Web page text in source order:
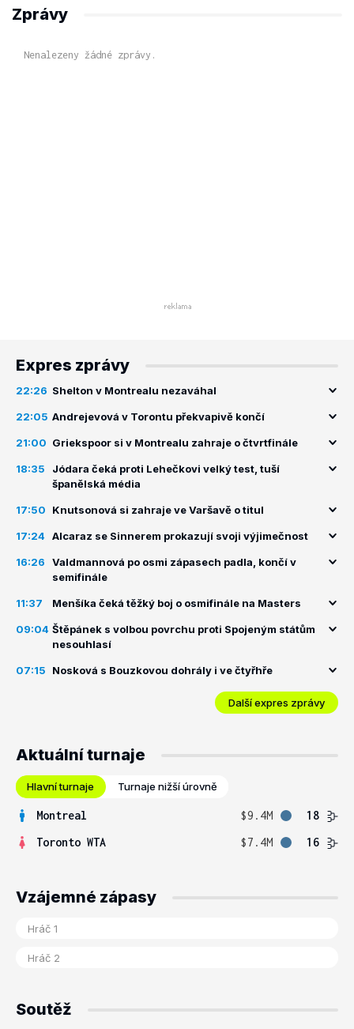
Zprávy
Nenalezeny žádné zprávy.
Expres zprávy
22:26 Shelton v Montrealu nezaváhal
22:05 Andrejevová v Torontu překvapivě končí
21:00 Griekspoor si v Montrealu zahraje o čtvrtfinále
18:35
Jódara čeká proti Lehečkovi velký test, tuší
španělská média
17:50 Knutsonová si zahraje ve Varšavě o titul
17:24 Alcaraz se Sinnerem prokazují svoji výjimečnost
16:26
Valdmannová po osmi zápasech padla, končí v
semifinále
11:37 Menšíka čeká těžký boj o osmifinále na Masters
09:04 Štěpánek s volbou povrchu proti Spojeným státům
nesouhlasí
07:15 Nosková s Bouzkovou dohrály i ve čtyřhře
Další expres zprávy
Aktuální turnaje
Hlavní turnaje Turnaje nižší úrovně
Montreal $9.4M
18
Toronto WTA
$7.4M 16
Vzájemné zápasy
Soutěž